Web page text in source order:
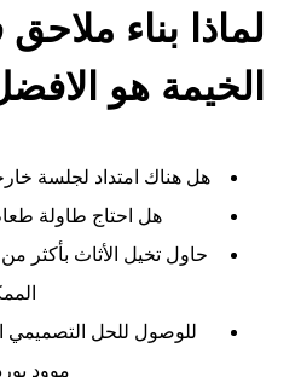
لماذا بناء
الخيمة هو
هل هناك امتداد لجلسة
هل احتاج طاولة
حاول تخيل الأثاث بأكثر
للوصول للحل التصميمي
موود